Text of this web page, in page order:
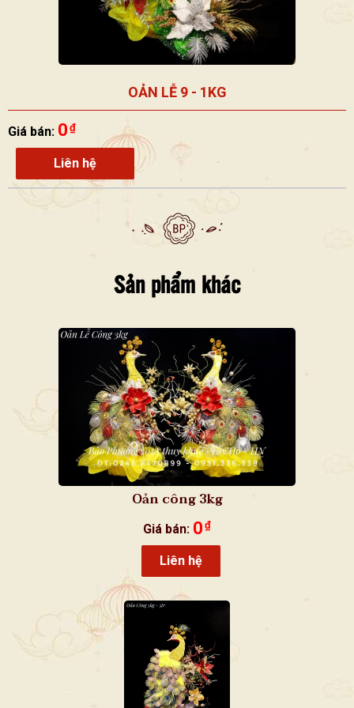
OẢN LỄ 9 - 1KG
Giá bán: 0 ₫
Liên hệ
Sản phẩm khác
Oản công 3kg
Giá bán: 0 ₫
Liên hệ